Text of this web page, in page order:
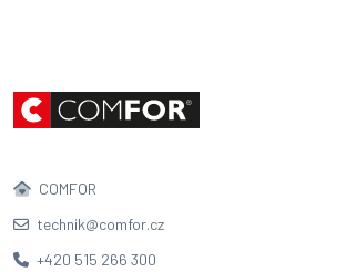
COMFOR
technik@comfor.cz
+420 515 266 300